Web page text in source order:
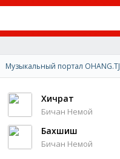
Музыкальный портал OHANG.TJ
Хичрат
Бичан Немой
Бахшиш
Бичан Немой